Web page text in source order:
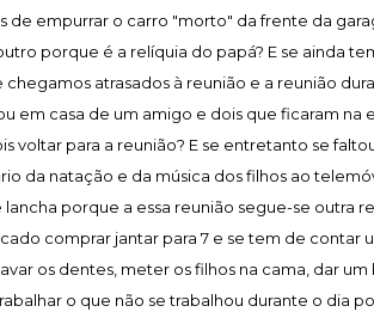
de empurrar o carro "morto" da frente da
porque é a relíquia do papá? E se ainda
atrasados à reunião e a reunião
em casa de um amigo e dois que ficaram na
voltar para a reunião? E se entretanto se
da natação e da música dos filhos ao
porque a essa reunião segue-se outra
comprar jantar para 7 e se tem de contar
os dentes, meter os filhos na cama, dar
o que não se trabalhou durante o dia